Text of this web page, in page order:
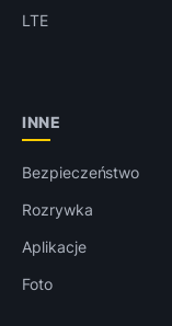
LTE
INNE
Bezpieczeństwo
Rozrywka
Aplikacje
Foto